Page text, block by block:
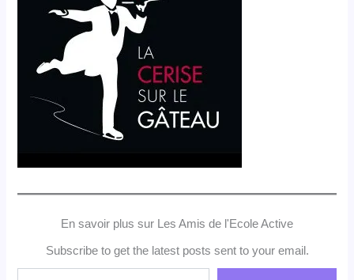
En savoir plus sur Les Amis de l'Ecole Active
Subscribe to get the latest posts sent to your email.